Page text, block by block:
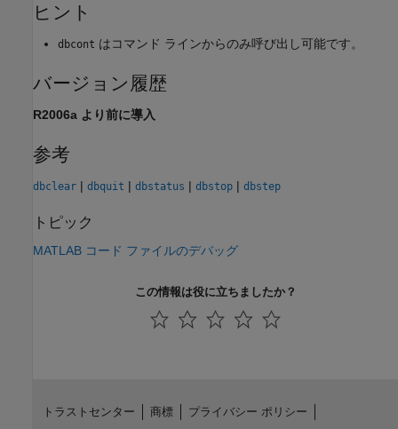
ヒント
dbcont はコマンド ラインからのみ呼び出し可能です。
バージョン履歴
R2006a より前に導入
参考
dbclear | dbquit | dbstatus | dbstop | dbstep
トピック
MATLAB コード ファイルのデバッグ
この情報は役に立ちましたか？
トラストセンター 商標 プライバシー ポリシー